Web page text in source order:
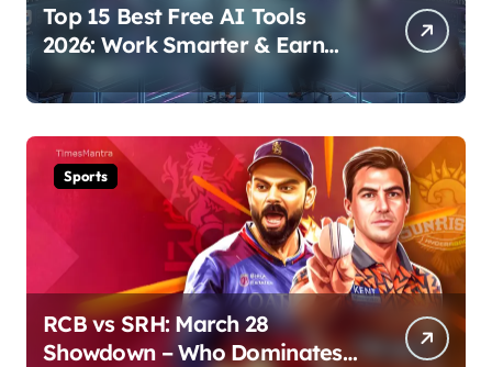
Top 15 Best Free AI Tools
2026: Work Smarter & Earn
Online
Sports
RCB vs SRH: March 28
Showdown – Who Dominates